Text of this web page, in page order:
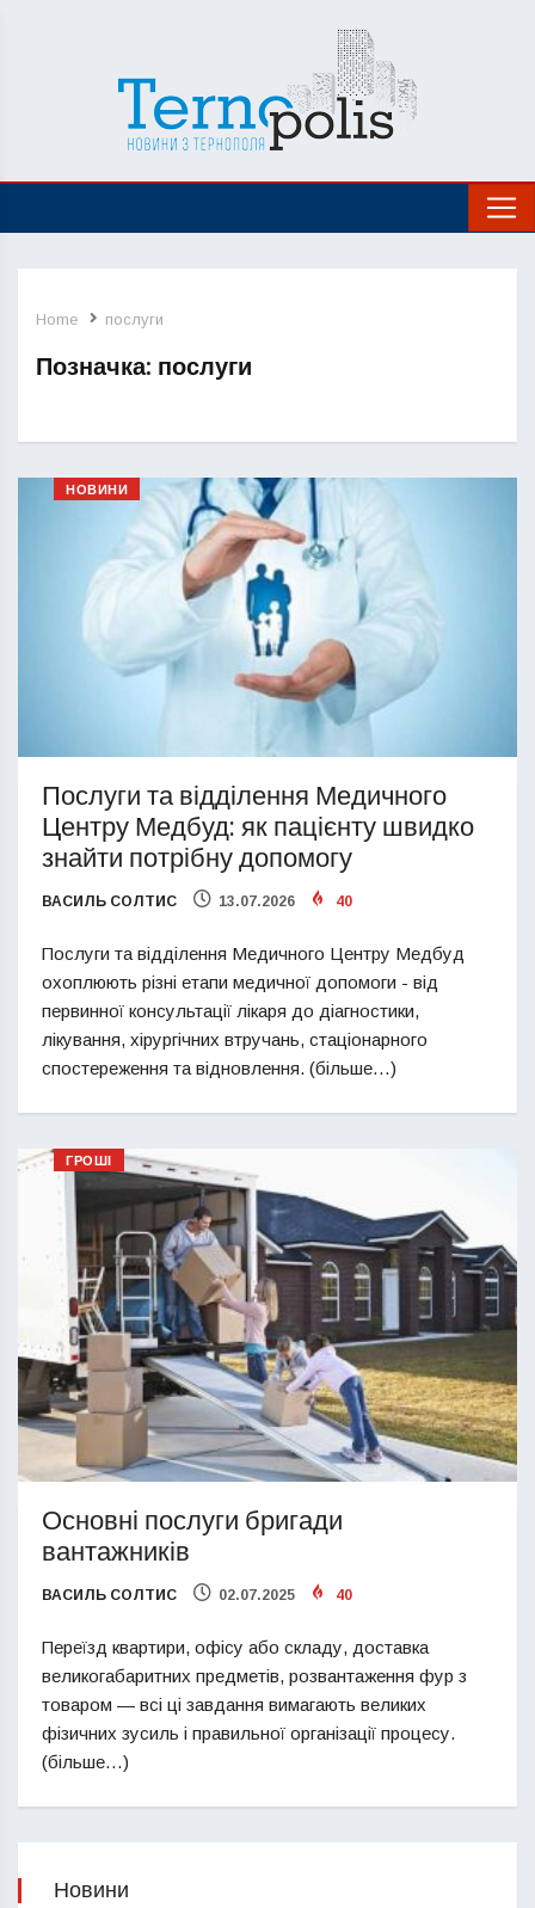
Home послуги
Позначка: послуги
НОВИНИ
Послуги та відділення Медичного
Центру Медбуд: як пацієнту швидко
знайти потрібну допомогу
ВАСИЛЬ СОЛТИС 13.07.2026 40
Послуги та відділення Медичного Центру Медбуд
охоплюють різні етапи медичної допомоги - від
первинної консультації лікаря до діагностики,
лікування, хірургічних втручань, стаціонарного
спостереження та відновлення. (більше…)
ГРОШІ
Основні послуги бригади
вантажників
ВАСИЛЬ СОЛТИС 02.07.2025 40
Переїзд квартири, офісу або складу, доставка
великогабаритних предметів, розвантаження фур з
товаром — всі ці завдання вимагають великих
фізичних зусиль і правильної організації процесу.
(більше…)
Новини